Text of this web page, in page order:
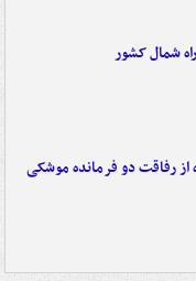
شمال کشور
رفاقت دو فرمانده‌ موشکی